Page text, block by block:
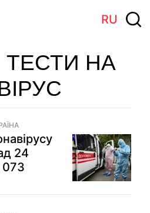
RU
НА
24
073